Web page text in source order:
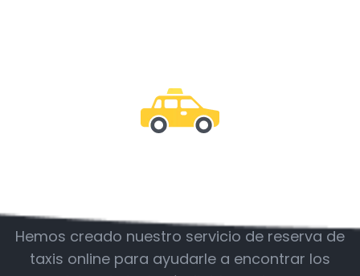
Hemos creado nuestro servicio de reserva de
taxis online para ayudarle a encontrar los